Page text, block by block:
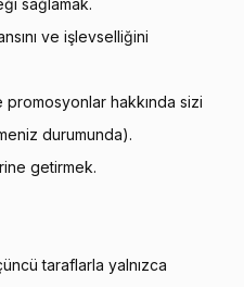
sağlamak.
ve işlevselliğini
promosyonlar hakkında sizi
durumunda).
getirmek.
taraflarla yalnızca